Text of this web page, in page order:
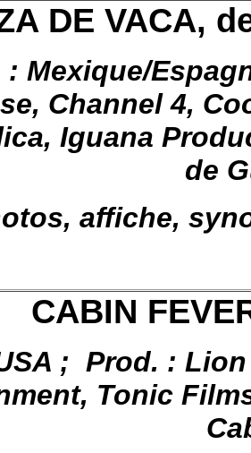
DE VACA,
: Mexique/
Channel 4,
Iguana
de
affiche,
CABIN
; Prod. :
Tonic